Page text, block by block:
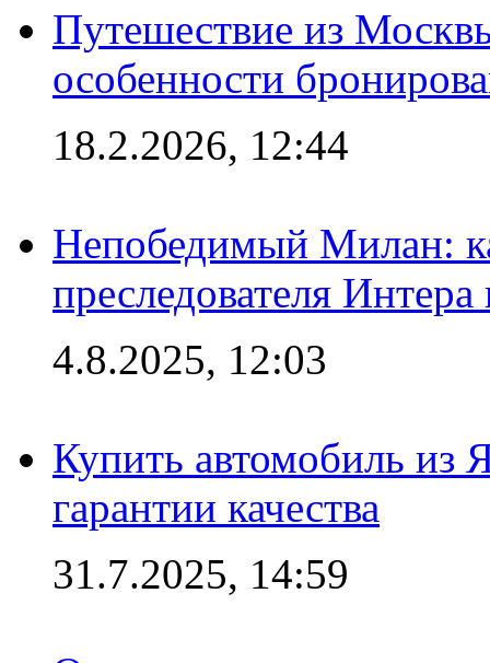
Путешествие из
особенности
18.2.2026, 12:44
Непобедимый Милан:
преследователя
4.8.2025, 12:03
Купить автомобиль из
гарантии качества
31.7.2025, 14:59